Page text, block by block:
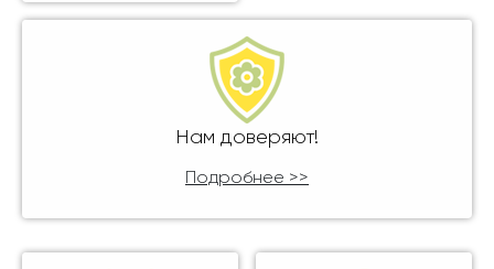
Нам доверяют!
Подробнее >>